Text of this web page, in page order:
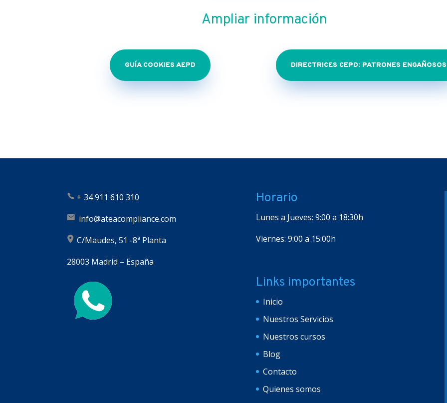
Ampliar información
GUÍA COOKIES AEPD DIRECTRICES CEPD: PATRONES ENGAÑOSOS
+34 911 610 310
info@ateacompliance.com
C/Maudes, 51 -8ª Planta
28003 Madrid – España
Horario
Lunes a Jueves: 9:00 a 18:30h
Viernes: 9:00 a 15:00h
Links importantes
Inicio
Nuestros Servicios
Nuestros cursos
Blog
Contacto
Quienes somos